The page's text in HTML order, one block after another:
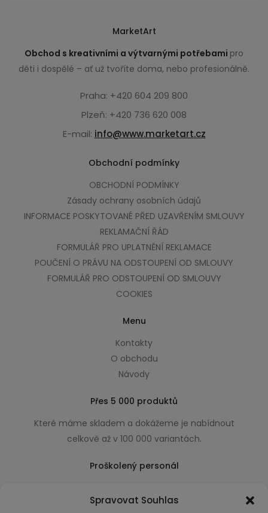
Spravovat Souhlas
MarketArt
Obchod s kreativními a výtvarnými potřebami pro
děti i dospělé – ať už tvoříte doma, nebo profesionálně.
Praha: +420 604 209 800
Plzeň: +420 736 620 008
E-mail: info@www.marketart.cz
Obchodní podmínky
OBCHODNÍ PODMÍNKY
Zásady ochrany osobních údajů
INFORMACE POSKYTOVANÉ PŘED UZAVŘENÍM SMLOUVY
REKLAMAČNÍ ŘÁD
FORMULÁŘ PRO UPLATNĚNÍ REKLAMACE
POUČENÍ O PRÁVU NA ODSTOUPENÍ OD SMLOUVY
FORMULÁŘ PRO ODSTOUPENÍ OD SMLOUVY
COOKIES
Menu
Kontakty
O obchodu
Návody
Přes 5 000 produktů
Které máme skladem a dokážeme je nabídnout
celkově až v 100 000 variantách.
Proškolený personál
usnadňující nákup.